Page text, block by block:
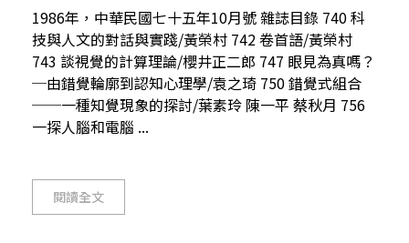
1986年，中華民國七十五年10月號 雜誌目錄 740 科
技與人文的對話與實踐/黃榮村 742 卷首語/黃榮村
743 談視覺的計算理論/櫻井正二郎 747 眼見為真嗎？
─由錯覺輪廓到認知心理學/袁之琦 750 錯覺式組合
──一種知覺現象的探討/葉素玲 陳一平 蔡秋月 756
一探人腦和電腦 ...
閱讀全文